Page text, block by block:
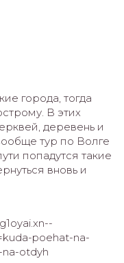
города, тогда
В этих
деревень и
тур по Волге
попадутся такие
вновь и
poehat-na-
na-otdyh